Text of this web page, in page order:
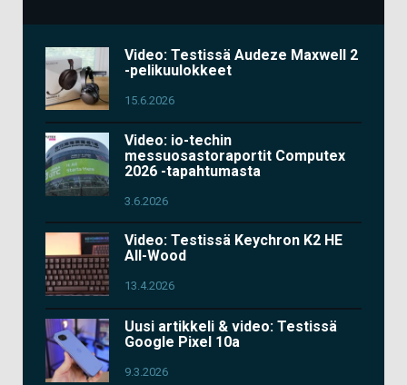
Video: Testissä Audeze Maxwell 2
-pelikuulokkeet
15.6.2026
Video: io-techin
messuosastoraportit Computex
2026 -tapahtumasta
3.6.2026
Video: Testissä Keychron K2 HE
All-Wood
13.4.2026
Uusi artikkeli & video: Testissä
Google Pixel 10a
9.3.2026